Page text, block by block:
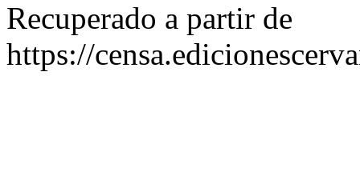
Recuperado a partir de
https://